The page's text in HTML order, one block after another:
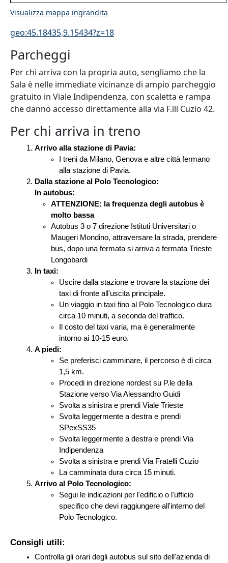
Visualizza mappa ingrandita
geo:45.18435,9.15434?z=18
Parcheggi
Per chi arriva con la propria auto, sengliamo che la
Sala è nelle immediate vicinanze di ampio parcheggio
gratuito in Viale Indipendenza, con scaletta e rampa
che danno accesso direttamente alla via F.lli Cuzio 42.
Per chi arriva in treno
Arrivo alla stazione di Pavia:
I treni da Milano, Genova e altre città fermano
alla stazione di Pavia.
Dalla stazione al Polo Tecnologico:
In autobus:
ATTENZIONE: la frequenza degli autobus è
molto bassa
Autobus 3 o 7 direzione Istituti Universitari o
Maugeri Mondino, attraversare la strada, prendere
bus, dopo una fermata si arriva a fermata Trieste
Longobardi
In taxi:
Uscire dalla stazione e trovare la stazione dei
taxi di fronte all'uscita principale.
Un viaggio in taxi fino al Polo Tecnologico dura
circa 10 minuti, a seconda del traffico.
Il costo del taxi varia, ma è generalmente
intorno ai 10-15 euro.
A piedi:
Se preferisci camminare, il percorso è di circa
1,5 km.
Procedi in direzione nordest su P.le della
Stazione verso Via Alessandro Guidi
Svolta a sinistra e prendi Viale Trieste
Svolta leggermente a destra e prendi
SPexSS35
Svolta leggermente a destra e prendi Via
Indipendenza
Svolta a sinistra e prendi Via Fratelli Cuzio
La camminata dura circa 15 minuti.
Arrivo al Polo Tecnologico:
Segui le indicazioni per l'edificio o l'ufficio
specifico che devi raggiungere all'interno del
Polo Tecnologico.
Consigli utili:
Controlla gli orari degli autobus sul sito dell'azienda di